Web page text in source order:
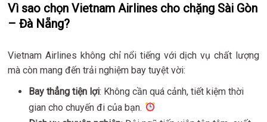
Vì sao chọn Vietnam Airlines cho chặng Sài Gòn
– Đà Nẵng?
Vietnam Airlines không chỉ nổi tiếng với dịch vụ chất lượng
mà còn mang đến trải nghiệm bay tuyệt vời:
Bay thẳng tiện lợi: Không cần quá cảnh, tiết kiệm thời
gian cho chuyến đi của bạn.